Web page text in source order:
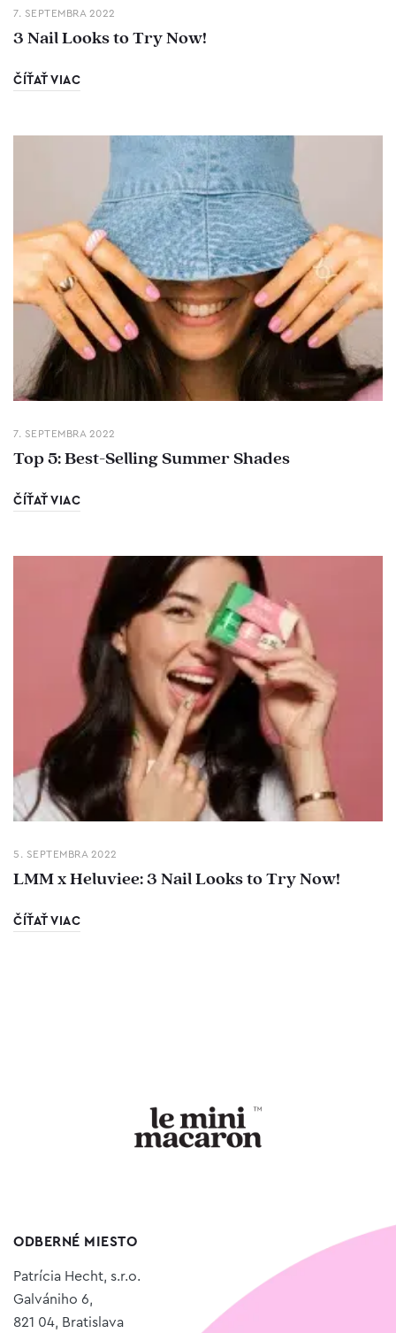
7. SEPTEMBRA 2022
3 Nail Looks to Try Now!
ČÍŤAŤ VIAC
7. SEPTEMBRA 2022
Top 5: Best-Selling Summer Shades
ČÍŤAŤ VIAC
5. SEPTEMBRA 2022
LMM x Heluviee: 3 Nail Looks to Try Now!
ČÍŤAŤ VIAC
ODBERNÉ MIESTO
Patrícia Hecht, s.r.o.
Galvániho 6,
821 04, Bratislava